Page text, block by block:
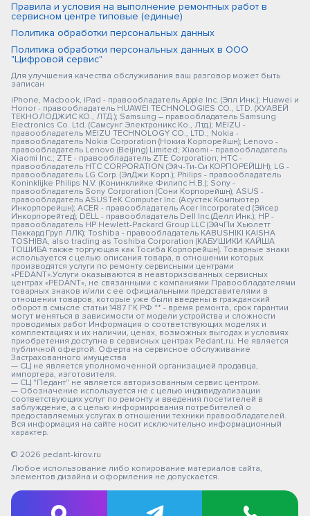
Правила и условия на выполнение ремонтных работ в
сервисном центре типовые (единые)
Политика обработки персональных данных
Политика обработки персональных данных в ООО
"Цифровой сервис"
Для улучшения качества обслуживания ваш разговор может быть
записан
iPhone, Macbook, iPad - правообладатель Apple Inc. (Эпл Инк.); Huawei и
Honor - правообладатель HUAWEI TECHNOLOGIES CO., LTD. (ХУАВЕЙ
ТЕКНОЛОДЖИС КО., ЛТД.); Samsung – правообладатель Samsung
Electronics Co. Ltd. (Самсунг Электроникс Ко., Лтд.); MEIZU -
правообладатель MEIZU TECHNOLOGY CO., LTD.; Nokia -
правообладатель Nokia Corporation (Нокиа Корпорейшн); Lenovo -
правообладатель Lenovo (Beijing) Limited; Xiaomi - правообладатель
Xiaomi Inc.; ZTE - правообладатель ZTE Corporation; HTC -
правообладатель HTC CORPORATION (Эйч-Ти-Си КОРПОРЕЙШН); LG -
правообладатель LG Corp. (ЭлДжи Корп.); Philips - правообладатель
Koninklijke Philips N.V. (Конинклийке Филипс Н.В.); Sony -
правообладатель Sony Corporation (Сони Корпорейшн); ASUS -
правообладатель ASUSTeK Computer Inc. (Асустек Компьютер
Инкорпорейшн); ACER - правообладатель Acer Incorporated (Эйсер
Инкорпорейтед); DELL - правообладатель Dell Inc.(Делл Инк.); HP -
правообладатель HP Hewlett-Packard Group LLC (ЭйчПи Хьюлетт
Паккард Груп ЛЛК); Toshiba - правообладатель KABUSHIKI KAISHA
TOSHIBA, also trading as Toshiba Corporation (КАБУШИКИ КАЙША
ТОШИБА также торгующая как Тосиба Корпорейшн). Товарные знаки
используется с целью описания товара, в отношении которых
производятся услуги по ремонту сервисными центрами
«PEDANT».Услуги оказываются в неавторизованных сервисных
центрах «PEDANT», не связанными с компаниями Правообладателями
товарных знаков и/или с ее официальными представителями в
отношении товаров, которые уже были введены в гражданский
оборот в смысле статьи 1487 ГК РФ ** - время ремонта, срок гарантии
могут меняться в зависимости от модели устройства и сложности
проводимых работ Информация о соответствующих моделях и
комплектациях и их наличии, ценах, возможных выгодах и условиях
приобретения доступна в сервисных центрах Pedant.ru. Не является
публичной офертой. Оферта на сервисное обслуживание
Застрахованного имущества
— СЦ не является уполномоченной организацией продавца,
импортера, изготовителя.
— СЦ "Педант" не является авторизованным сервис центром.
— Обозначение используется не с целью индивидуализации
соответствующих услуг по ремонту и введения посетителей в
заблуждение, а с целью информирования потребителей о
предоставляемых услугах в отношении техники правообладателей.
Вся информация на сайте носит исключительно информационный
характер.
© 2026 pedant-kirov.ru
Любое использование либо копирование материалов сайта,
элементов дизайна и оформления не допускается.